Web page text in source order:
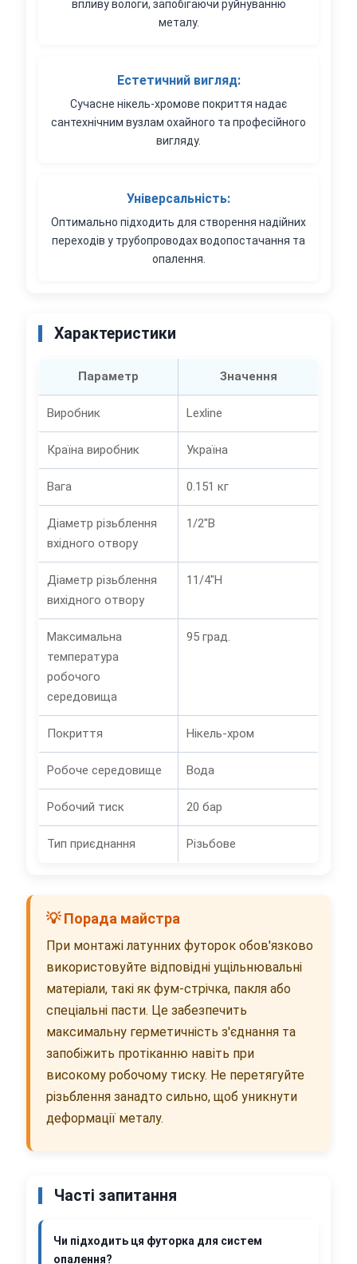
впливу вологи, запобігаючи руйнуванню
металу.
Естетичний вигляд:
Сучасне нікель-хромове покриття надає
сантехнічним вузлам охайного та професійного
вигляду.
Універсальність:
Оптимально підходить для створення надійних
переходів у трубопроводах водопостачання та
опалення.
Характеристики
Параметр Значення
Виробник Lexline
Країна виробник Україна
Вага 0.151 кг
Діаметр різьблення
вхідного отвору
1/2"В
Діаметр різьблення
вихідного отвору
11/4"Н
Максимальна
температура
робочого
середовища
95 град.
Покриття Нікель-хром
Робоче середовище Вода
Робочий тиск 20 бар
Тип приєднання Різьбове
💡 Порада майстра
При монтажі латунних футорок обов'язково
використовуйте відповідні ущільнювальні
матеріали, такі як фум-стрічка, пакля або
спеціальні пасти. Це забезпечить
максимальну герметичність з'єднання та
запобіжить протіканню навіть при
високому робочому тиску. Не перетягуйте
різьблення занадто сильно, щоб уникнути
деформації металу.
Часті запитання
Чи підходить ця футорка для систем
опалення?